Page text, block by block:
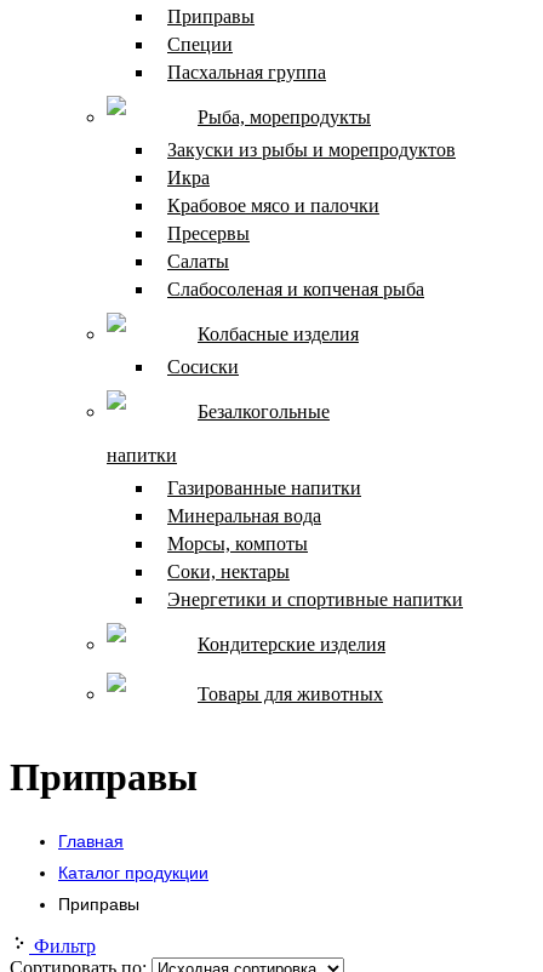
Приправы
Специи
Пасхальная группа
Рыба, морепродукты
Закуски из рыбы и морепродуктов
Икра
Крабовое мясо и палочки
Пресервы
Салаты
Слабосоленая и копченая рыба
Колбасные изделия
Сосиски
Безалкогольные
напитки
Газированные напитки
Минеральная вода
Морсы, компоты
Соки, нектары
Энергетики и спортивные напитки
Кондитерские изделия
Товары для животных
Приправы
Главная
Каталог продукции
Приправы
Фильтр
Сортировать по: